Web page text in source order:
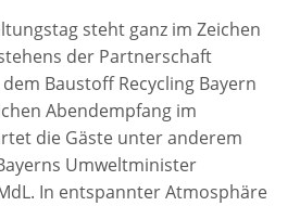
steht ganz im Zeichen
der Partnerschaft
Baustoff Recycling Bayern
Abendempfang im
die Gäste unter anderem
Umweltminister
In entspannter Atmosphäre